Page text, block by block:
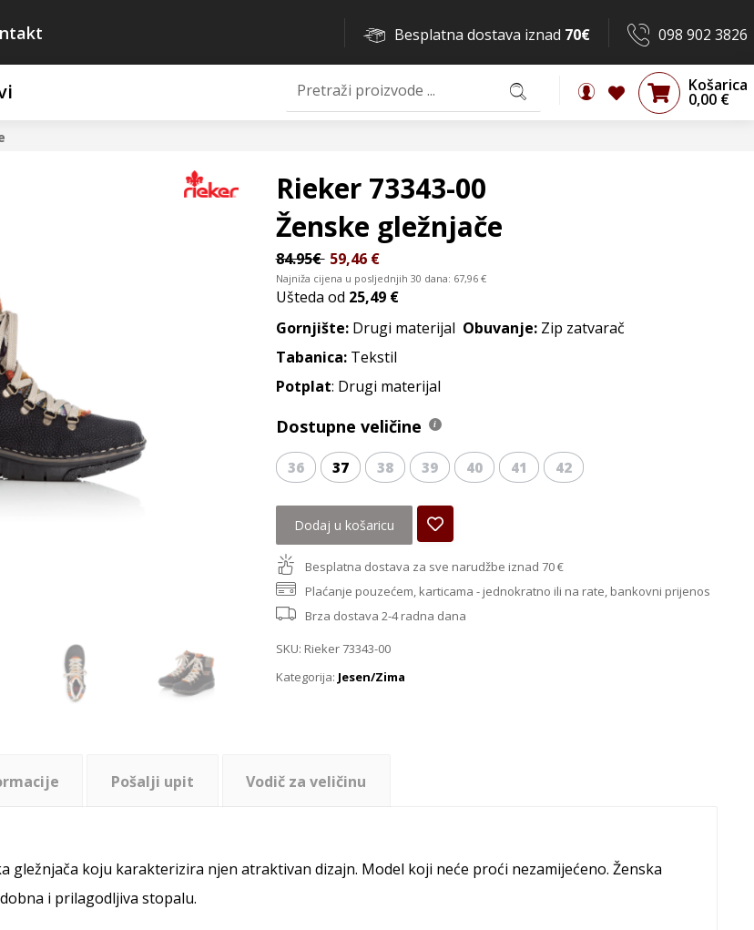
098 902 3826
Besplatna dostava iznad 70€
Košarica
0,00 €
Rieker 73343-00
Ženske gležnjače
84.95€ 59,46 €
Najniža cijena u posljednjih 30 dana: 67,96 €
Ušteda od 25,49 €
Gornjište:Drugi materijal Obuvanje:Zip zatvarač
Tabanica:Tekstil
Potplat: Drugi materijal
Dostupne veličine
36 37 38 39 40 41 42
Dodaj u košaricu
Besplatna dostava za sve narudžbe iznad 70 €
Plaćanje pouzećem, karticama - jednokratno ili na rate, bankovni prijenos
Brza dostava 2-4 radna dana
SKU: Rieker 73343-00
Kategorija: Jesen/Zima
Pošalji upit Vodič za veličinu
gležnjača koju karakterizira njen atraktivan dizajn. Model koji neće proći nezamijećeno. Ženska
i prilagodljiva stopalu.